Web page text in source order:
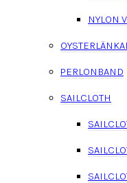
NYLON
PERLONBAND
SAILCLOTH